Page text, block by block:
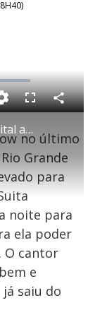
)
Gusttavo Lima é levado a hospital após intoxicação alimentar
F
l
s
c
r
e
n
C
o
a
r
i
l
a
no último
Grande
para
noite para
ela poder
O cantor
e
saiu do